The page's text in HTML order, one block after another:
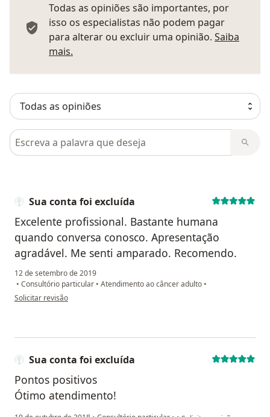
Todas as opiniões são importantes, por
isso os especialistas não podem pagar
para alterar ou excluir uma opinião. Saiba
mais.
Pesquisar em opiniões
Sua conta foi excluída
Excelente profissional. Bastante humana
quando conversa conosco. Apresentação
agradável. Me senti amparado. Recomendo.
12 de setembro de 2019
• Consultório particular • Atendimento ao câncer adulto •
na opinião do utilizador Sua conta foi excluída
Solicitar revisão
Sua conta foi excluída
Pontos positivos
Ótimo atendimento!
na opinião do utilizador